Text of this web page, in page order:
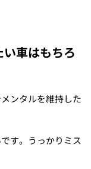
車はもちろ
ンタルを維持した
す。うっかりミス